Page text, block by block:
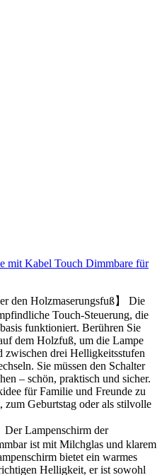
mit Kabel Touch Dimmbare für
den Holzmaserungsfuß】 Die
Touch-Steuerung, die
funktioniert. Berühren Sie
dem Holzfuß, um die Lampe
zwischen drei Helligkeitsstufen
Sie müssen den Schalter
– schön, praktisch und sicher.
für Familie und Freunde zu
zum Geburtstag oder als stilvolle
Der Lampenschirm der
ist mit Milchglas und klarem
bietet ein warmes
Helligkeit, er ist sowohl